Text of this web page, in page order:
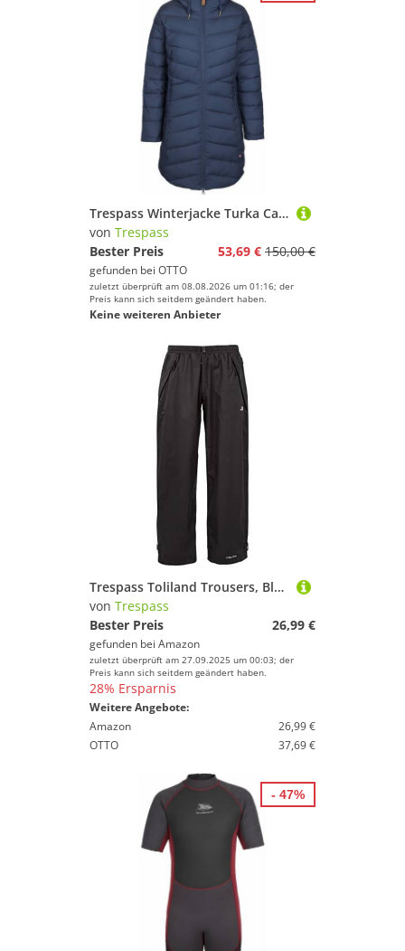
Trespass Winterjacke Turka Casual Jacket
von Trespass
Bester Preis
53,69 € 150,00 €
gefunden bei OTTO
zuletzt überprüft am 08.08.2026 um 01:16; der
Preis kann sich seitdem geändert haben.
Keine weiteren Anbieter
Trespass Toliland Trousers, Black, XXL, Wasserdichte Hose mit Knöchellaschen zur Größenverstellung für Herren, XX-Large / 2XL / 2X-Large, Schwarz
von Trespass
Bester Preis
26,99 €
gefunden bei Amazon
zuletzt überprüft am 27.09.2025 um 00:03; der
Preis kann sich seitdem geändert haben.
28% Ersparnis
Weitere Angebote:
Amazon
26,99 €
OTTO
37,69 €
- 47%